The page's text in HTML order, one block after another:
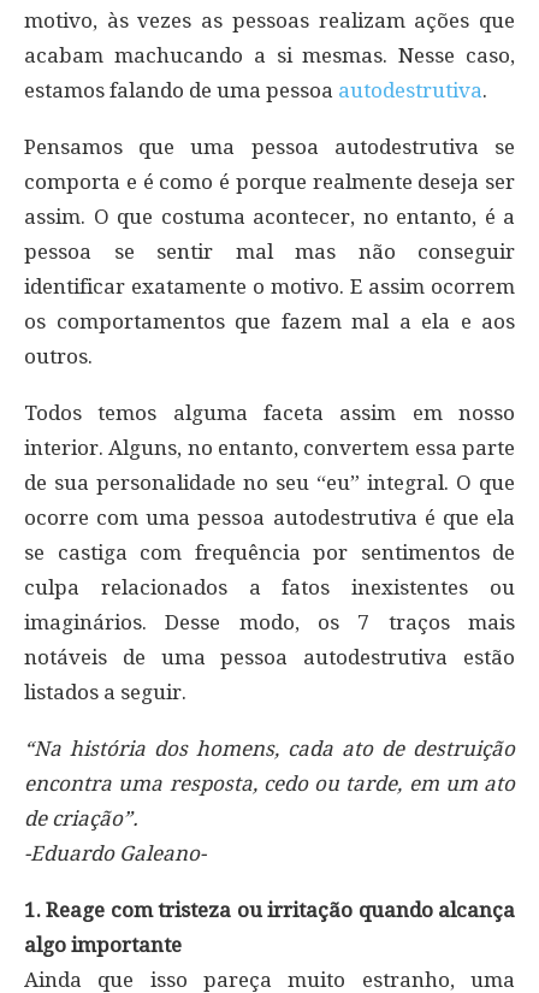
motivo, às vezes as pessoas realizam ações que
acabam machucando a si mesmas. Nesse caso,
estamos falando de uma pessoa autodestrutiva.
Pensamos que uma pessoa autodestrutiva se
comporta e é como é porque realmente deseja ser
assim. O que costuma acontecer, no entanto, é a
pessoa se sentir mal mas não conseguir
identificar exatamente o motivo. E assim ocorrem
os comportamentos que fazem mal a ela e aos
outros.
Todos temos alguma faceta assim em nosso
interior. Alguns, no entanto, convertem essa parte
de sua personalidade no seu “eu” integral. O que
ocorre com uma pessoa autodestrutiva é que ela
se castiga com frequência por sentimentos de
culpa relacionados a fatos inexistentes ou
imaginários. Desse modo, os 7 traços mais
notáveis de uma pessoa autodestrutiva estão
listados a seguir.
“Na história dos homens, cada ato de destruição
encontra uma resposta, cedo ou tarde, em um ato
de criação”.
-Eduardo Galeano-
1. Reage com tristeza ou irritação quando alcança
algo importante
Ainda que isso pareça muito estranho, uma